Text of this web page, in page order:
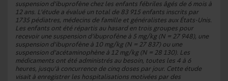
suspension d’ibuprofène chez les enfants fébriles âgés de 6 mois à
12 ans. L’étude a évalué un total de 83 915 enfants inscrits par
1735 pédiatres, médecins de famille et généralistes aux États-Unis.
Les enfants ont été répartis au hasard en trois groupes pour
recevoir une suspension d’ibuprofène à 5 mg/kg (N = 27 948), une
suspension d’ibuprofène à 10 mg/kg (N = 27 837) ou une
suspension d’acétaminophène à 12 mg/kg (N = 28 130). Les
médicaments ont été administrés au besoin, toutes les 4 à 6
heures, jusqu’à concurrence de cinq doses par jour. Cette étude
visait à enregistrer les hospitalisations motivées par des